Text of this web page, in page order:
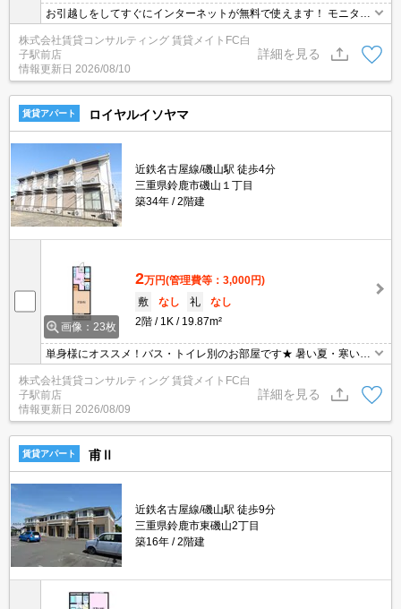
お引越しをしてすぐにインターネットが無料で使えます！ モニター
ホン付きのお部屋です。お部屋から訪問者を確認できるので、セキ
ュリティ面はもちろん、知らない人やセールスに対応する必要もあ
りません。
株式会社賃貸コンサルティング 賃貸メイトFC白
子駅前店
情報更新日 2026/08/10
詳細を見る
賃貸アパート ロイヤルイソヤマ
近鉄名古屋線/磯山駅 徒歩4分
三重県鈴鹿市磯山１丁目
築34年
2階建
画像：23枚
2万円(管理費等：3,000円)
敷
なし 礼
なし
2階
1K 19.87m²
単身様にオススメ！バス・トイレ別のお部屋です★ 暑い夏・寒い冬
に大活躍のエアコン♪エアコン付き物件ならオールシーズン快適に過
ごせます◎
株式会社賃貸コンサルティング 賃貸メイトFC白
子駅前店
情報更新日 2026/08/09
詳細を見る
賃貸アパート 甫Ⅱ
近鉄名古屋線/磯山駅 徒歩9分
三重県鈴鹿市東磯山2丁目
築16年
2階建